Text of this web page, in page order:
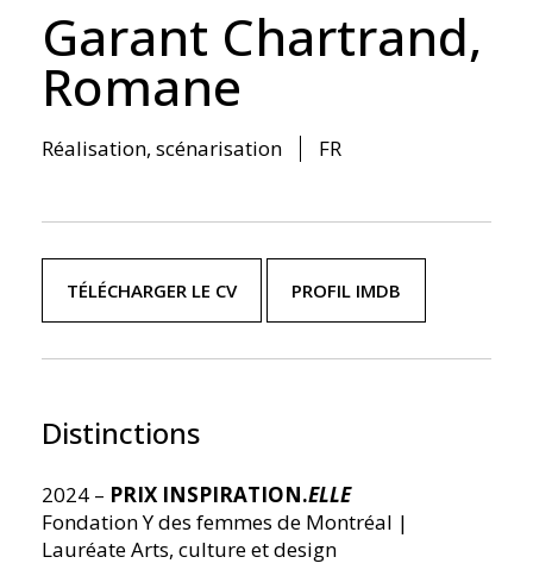
Garant Chartrand,
Romane
Réalisation,scénarisation FR
TÉLÉCHARGER LE CV PROFIL IMDB
Distinctions
2024 – PRIX INSPIRATION.ELLE
Fondation Y des femmes de Montréal |
Lauréate Arts, culture et design